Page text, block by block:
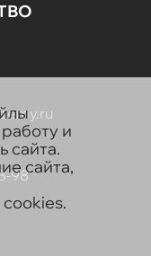
98
и
сайта.
сайта,